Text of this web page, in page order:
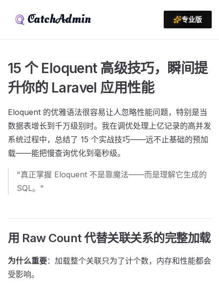
CatchAdmin 专业版
15 个 Eloquent 高级技巧，瞬间提
升你的 Laravel 应用性能
Eloquent 的优雅语法很容易让人忽略性能问题，特别是当
数据表增长到千万级别时。我在调优处理上亿记录的高并发
系统过程中，总结了 15 个实战技巧——远不止基础的预加
载——能把慢查询优化到毫秒级。
"真正掌握 Eloquent 不是靠魔法——而是理解它生成的
SQL。"
用 Raw Count 代替关联关系的完整加载
为什么重要：加载整个关联只为了计个数，内存和性能都会
受影响。